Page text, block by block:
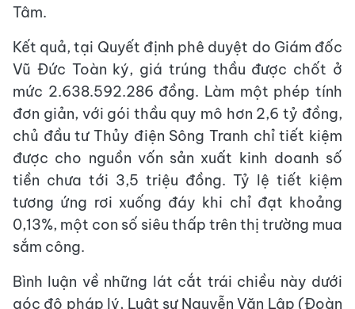
Tâm.
Kết quả, tại Quyết định phê duyệt do Giám đốc
Vũ Đức Toàn ký, giá trúng thầu được chốt ở
mức 2.638.592.286 đồng. Làm một phép tính
đơn giản, với gói thầu quy mô hơn 2,6 tỷ đồng,
chủ đầu tư Thủy điện Sông Tranh chỉ tiết kiệm
được cho nguồn vốn sản xuất kinh doanh số
tiền chưa tới 3,5 triệu đồng. Tỷ lệ tiết kiệm
tương ứng rơi xuống đáy khi chỉ đạt khoảng
0,13%, một con số siêu thấp trên thị trường mua
sắm công.
Bình luận về những lát cắt trái chiều này dưới
góc độ pháp lý, Luật sư Nguyễn Văn Lập (Đoàn